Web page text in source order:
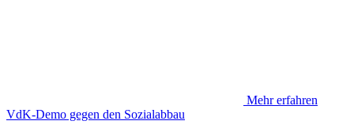
Mehr erfahren
VdK-Demo gegen den Sozialabbau